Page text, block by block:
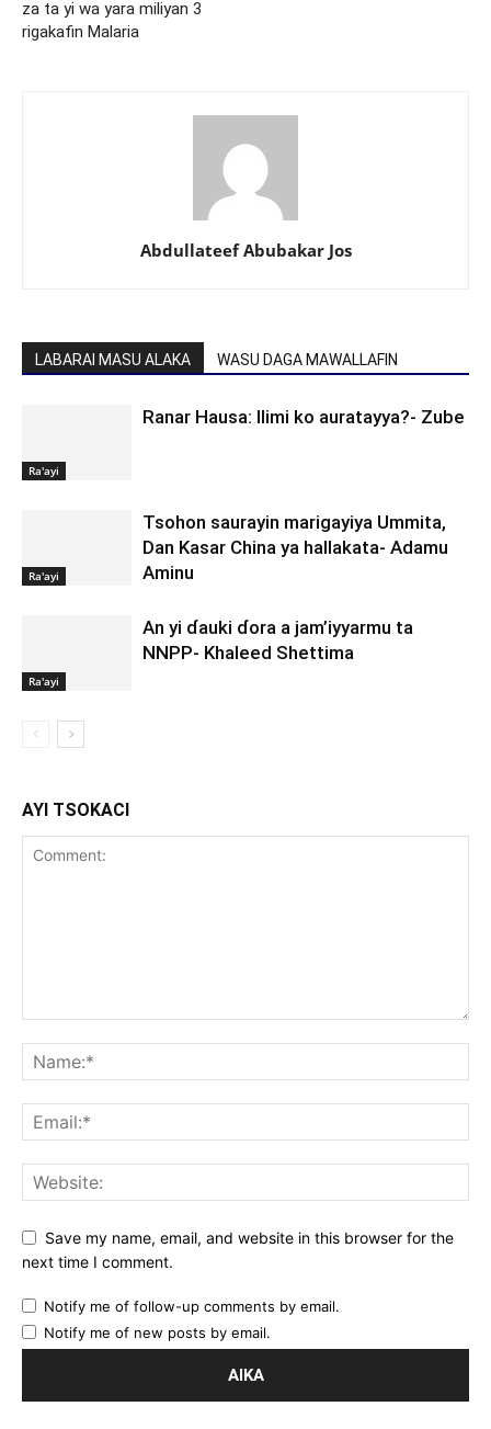
za ta yi wa yara miliyan 3
rigakafin Malaria
Abdullateef Abubakar Jos
LABARAI MASU ALAKA WASU DAGA MAWALLAFIN
Ra'ayi
Ranar Hausa: Ilimi ko auratayya?- Zube
Ra'ayi
Tsohon saurayin marigayiya Ummita,
Dan Kasar China ya hallakata- Adamu
Aminu
Ra'ayi
An yi ɗauki ɗora a jam’iyyarmu ta
NNPP- Khaleed Shettima
AYI TSOKACI
Save my name, email, and website in this browser for the
next time I comment.
Notify me of follow-up comments by email.
Notify me of new posts by email.